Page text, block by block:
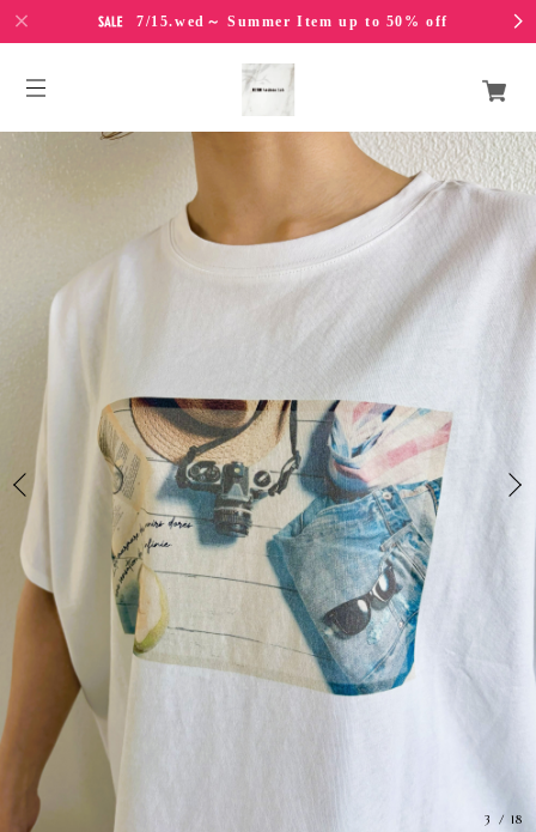
7/15.wed～ Summer Item up to 50% off
3 / 18